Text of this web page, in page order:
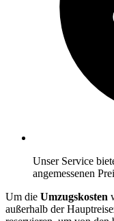
Unser Service
angemessenen
Um die Umzugskosten
außerhalb der